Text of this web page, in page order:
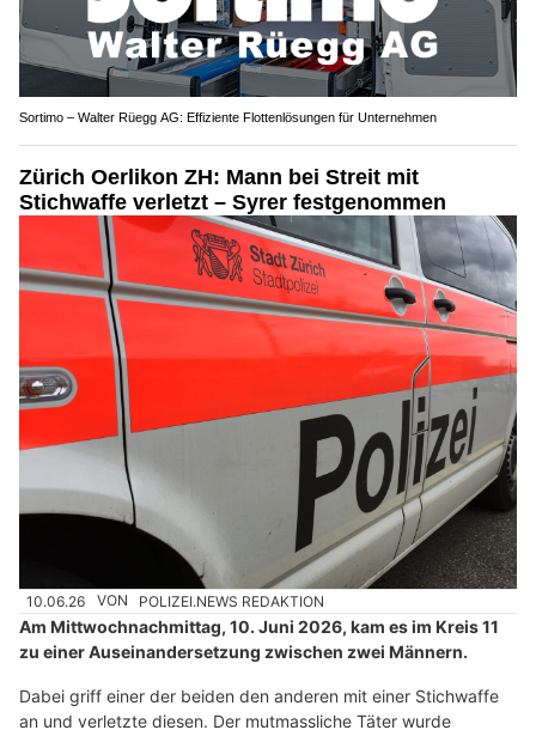
Sortimo – Walter Rüegg AG: Effiziente Flottenlösungen für Unternehmen
Zürich Oerlikon ZH: Mann bei Streit mit
Stichwaffe verletzt – Syrer festgenommen
10.06.26 VON POLIZEI.NEWS REDAKTION
Am Mittwochnachmittag, 10. Juni 2026, kam es im Kreis 11
zu einer Auseinandersetzung zwischen zwei Männern.
Dabei griff einer der beiden den anderen mit einer Stichwaffe
an und verletzte diesen. Der mutmassliche Täter wurde